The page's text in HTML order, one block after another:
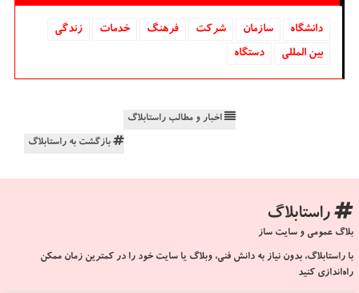
دانشگاه‌ سازمان شركت فرهنگ خدمات
زندگی
بین المللی
دستگاه
اخبار و مطالب راستابلاگ
بازگشت به راستابلاگ
راستابلاگ
بلاگ عمومی و سایت ساز
با راستابلاگ، بدون نیاز به دانش فنی، وبلاگ یا سایت خود را در کمترین زمان ممکن
راه‌اندازی کنید